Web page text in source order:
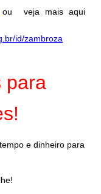
ou veja mais aqui
id/zambroza
para
e dinheiro para